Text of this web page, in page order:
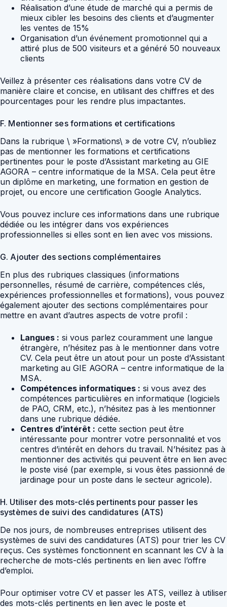
Réalisation d’une étude de marché qui a permis de
mieux cibler les besoins des clients et d’augmenter
les ventes de 15%
Organisation d’un événement promotionnel qui a
attiré plus de 500 visiteurs et a généré 50 nouveaux
clients
Veillez à présenter ces réalisations dans votre CV de
manière claire et concise, en utilisant des chiffres et des
pourcentages pour les rendre plus impactantes.
F. Mentionner ses formations et certifications
Dans la rubrique \ »Formations\ » de votre CV, n’oubliez
pas de mentionner les formations et certifications
pertinentes pour le poste d’Assistant marketing au GIE
AGORA – centre informatique de la MSA. Cela peut être
un diplôme en marketing, une formation en gestion de
projet, ou encore une certification Google Analytics.
Vous pouvez inclure ces informations dans une rubrique
dédiée ou les intégrer dans vos expériences
professionnelles si elles sont en lien avec vos missions.
G. Ajouter des sections complémentaires
En plus des rubriques classiques (informations
personnelles, résumé de carrière, compétences clés,
expériences professionnelles et formations), vous pouvez
également ajouter des sections complémentaires pour
mettre en avant d’autres aspects de votre profil :
Langues : si vous parlez couramment une langue
étrangère, n’hésitez pas à le mentionner dans votre
CV. Cela peut être un atout pour un poste d’Assistant
marketing au GIE AGORA – centre informatique de la
MSA.
Compétences informatiques : si vous avez des
compétences particulières en informatique (logiciels
de PAO, CRM, etc.), n’hésitez pas à les mentionner
dans une rubrique dédiée.
Centres d’intérêt : cette section peut être
intéressante pour montrer votre personnalité et vos
centres d’intérêt en dehors du travail. N’hésitez pas à
mentionner des activités qui peuvent être en lien avec
le poste visé (par exemple, si vous êtes passionné de
jardinage pour un poste dans le secteur agricole).
H. Utiliser des mots-clés pertinents pour passer les
systèmes de suivi des candidatures (ATS)
De nos jours, de nombreuses entreprises utilisent des
systèmes de suivi des candidatures (ATS) pour trier les CV
reçus. Ces systèmes fonctionnent en scannant les CV à la
recherche de mots-clés pertinents en lien avec l’offre
d’emploi.
Pour optimiser votre CV et passer les ATS, veillez à utiliser
des mots-clés pertinents en lien avec le poste et